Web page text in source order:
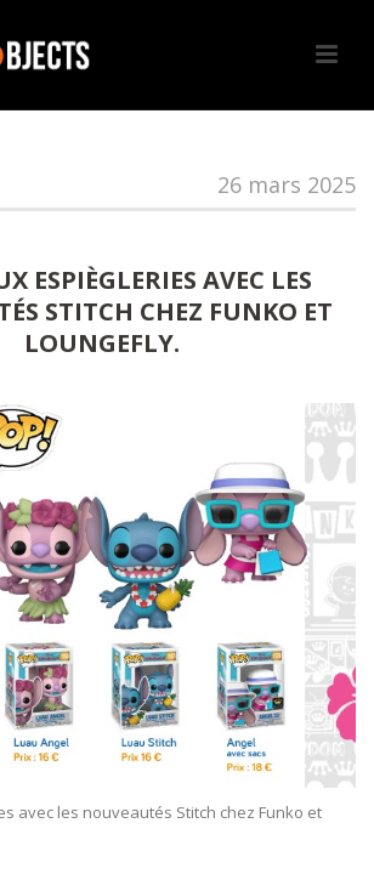
26 mars 2025
ESPIÈGLERIES AVEC LES
STITCH CHEZ FUNKO ET
LOUNGEFLY.
avec les nouveautés Stitch chez Funko et